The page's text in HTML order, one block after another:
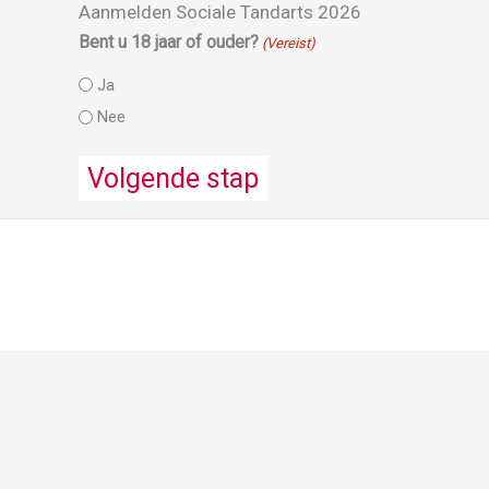
Aanmelden Sociale Tandarts 2026
Bent u 18 jaar of ouder? (Vereist)
Ja
Nee